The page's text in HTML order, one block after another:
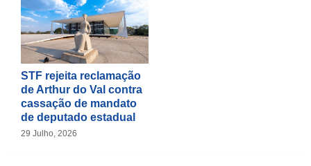
STF rejeita reclamação
de Arthur do Val contra
cassação de mandato
de deputado estadual
29 Julho, 2026